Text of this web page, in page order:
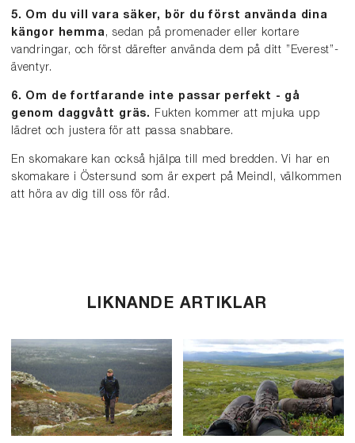
5. Om du vill vara säker, bör du först använda dina
kängor hemma , sedan på promenader eller kortare
vandringar, och först därefter använda dem på ditt ”Everest”-
äventyr.
6. Om de fortfarande inte passar perfekt - gå
genom daggvått gräs. Fukten kommer att mjuka upp
lädret och justera för att passa snabbare.
En skomakare kan också hjälpa till med bredden. Vi har en
skomakare i Östersund som är expert på Meindl, välkommen
att höra av dig till oss för råd.
LIKNANDE ARTIKLAR